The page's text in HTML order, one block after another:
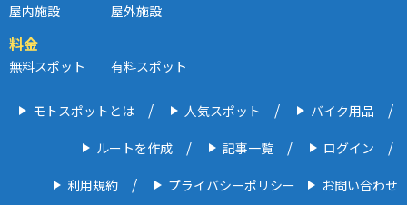
屋内施設 屋外施設
料金
無料スポット 有料スポット
モトスポットとは 人気スポット バイク用品
ルートを作成 記事一覧 ログイン
利用規約 プライバシーポリシー お問い合わせ